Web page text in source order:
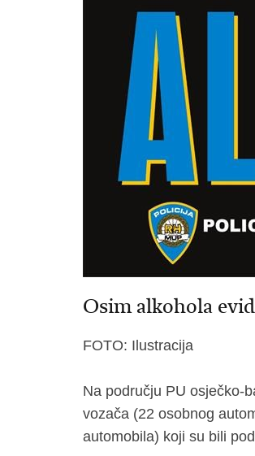
Osim alkohola
FOTO: Ilustracija
Na području PU osječko-
vozača (22 osobnog
automobila) koji su bili